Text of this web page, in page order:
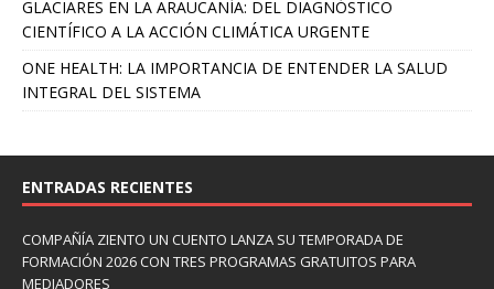
GLACIARES EN LA ARAUCANÍA: DEL DIAGNÓSTICO
CIENTÍFICO A LA ACCIÓN CLIMÁTICA URGENTE
ONE HEALTH: LA IMPORTANCIA DE ENTENDER LA SALUD
INTEGRAL DEL SISTEMA
ENTRADAS RECIENTES
COMPAÑÍA ZIENTO UN CUENTO LANZA SU TEMPORADA DE
FORMACIÓN 2026 CON TRES PROGRAMAS GRATUITOS PARA
MEDIADORES